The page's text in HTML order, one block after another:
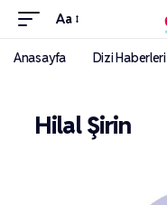
Aa
Anasayfa Dizi Haberleri
Hilal Şirin